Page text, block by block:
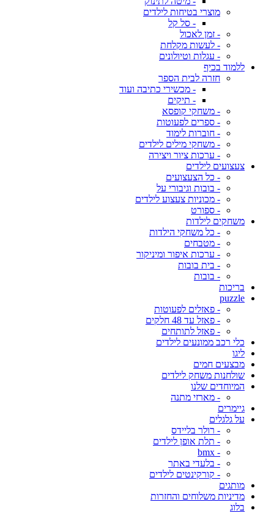
מוצרי בטיחות לילדים
- סל קל
- זמן לאכול
- לעשות מקלחת
- עגלות וטיולונים
ללמוד בכיף
חזרה לבית הספר
- מכשירי כתיבה ועוד
- תיקים
- משחקי קופסא
- ספרים לפעוטות
- חוברות לימוד
- משחקי מילים לילדים
- ערכות ציור ויצירה
צעצועים לילדים
- כל הצעצועים
- בובות וגיבורי על
- מכוניות צעצוע לילדים
- ספורט
משחקים לילדות
- כל משחקי הילדות
- מטבחים
- ערכות איפור ומיניקור
- בית בובות
- בובות
בריכות
puzzle
- פאזלים לפעוטות
- פאזל עד 48 חלקים
- פאזל לתותחים
כלי רכב ממונעים לילדים
ליגו
מבצעים חמים
שולחנות משחק לילדים
המיוחדים שלנו
- מארזי מתנה
גיימרים
על גלגלים
- רולר בליידס
- תלת אופן לילדים
- bmx
- בלעדי באתר
- קורקינטים לילדים
מותגים
מדיניות משלוחים והחזרות
בלוג